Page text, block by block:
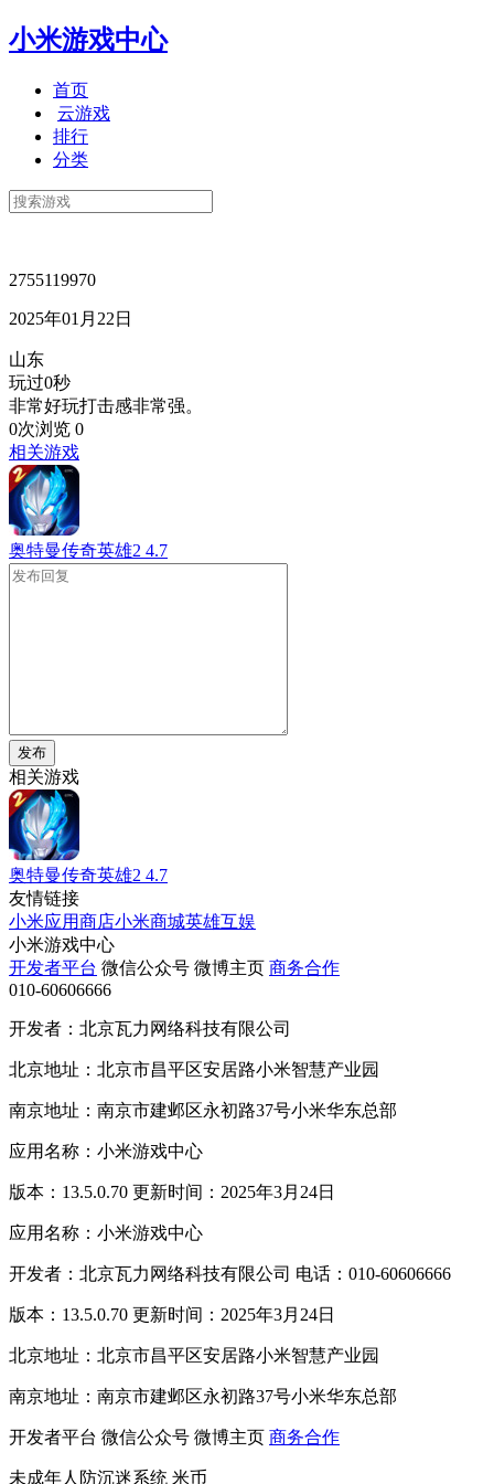
小米游戏中心
首页
云游戏
排行
分类
2755119970
2025年01月22日
山东
玩过0秒
非常好玩打击感非常强。
0次浏览 0
相关游戏
奥特曼传奇英雄2 4.7
发布
相关游戏
奥特曼传奇英雄2 4.7
友情链接
小米应用商店小米商城英雄互娱
小米游戏中心
开发者平台 微信公众号 微博主页 商务合作
010-60606666
开发者：北京瓦力网络科技有限公司
北京地址：北京市昌平区安居路小米智慧产业园
南京地址：南京市建邺区永初路37号小米华东总部
应用名称：小米游戏中心
版本：13.5.0.70 更新时间：2025年3月24日
应用名称：小米游戏中心
开发者：北京瓦力网络科技有限公司 电话：010-60606666
版本：13.5.0.70 更新时间：2025年3月24日
北京地址：北京市昌平区安居路小米智慧产业园
南京地址：南京市建邺区永初路37号小米华东总部
开发者平台 微信公众号 微博主页 商务合作
未成年人防沉迷系统 米币